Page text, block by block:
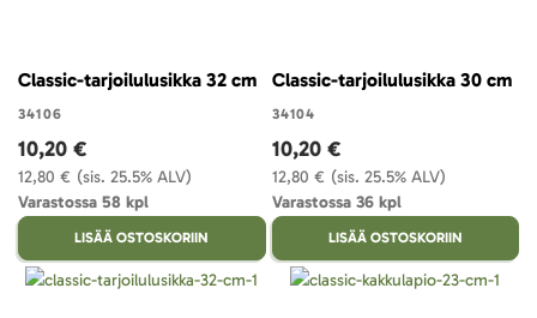
Classic-tarjoilulusikka 32 cm
34106
(sis. 25.5% ALV)
12,80 €
10,20 €
Varastossa 58 kpl
LISÄÄ OSTOSKORIIN
Classic-tarjoilulusikka 30 cm
34104
(sis. 25.5% ALV)
12,80 €
10,20 €
Varastossa 36 kpl
LISÄÄ OSTOSKORIIN